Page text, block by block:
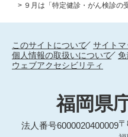
> ９月は「特定健診・がん検診の
このサイトについて
サイトマ
個人情報の取扱いについて
免
ウェブアクセシビリティ
福岡県
法人番号6000020400009